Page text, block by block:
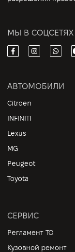
МЫ В СОЦСЕТЯХ
АВТОМОБИЛИ
Citroen
INFINITI
Lexus
MG
Peugeot
Toyota
СЕРВИС
Регламент ТО
Кузовной ремонт